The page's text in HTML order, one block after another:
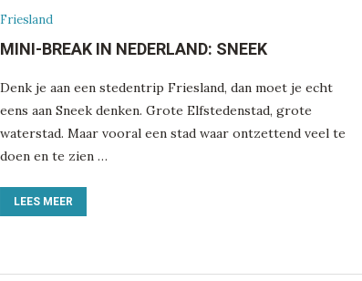
Friesland
MINI-BREAK IN NEDERLAND: SNEEK
Denk je aan een stedentrip Friesland, dan moet je echt
eens aan Sneek denken. Grote Elfstedenstad, grote
waterstad. Maar vooral een stad waar ontzettend veel te
doen en te zien …
LEES MEER